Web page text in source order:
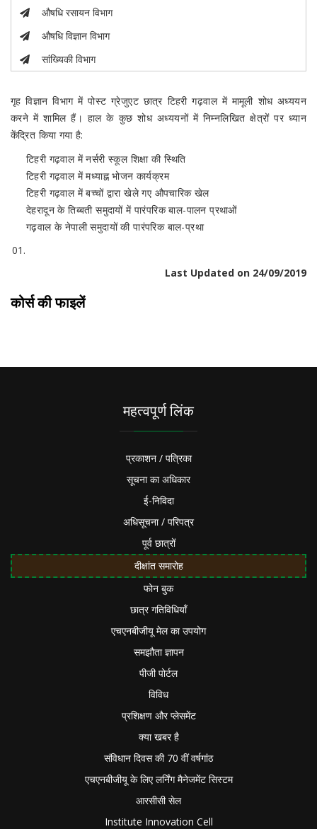
औषधि रसायन विभाग
औषधि विज्ञान विभाग
सांख्यिकी विभाग
गृह विज्ञान विभाग में पोस्ट ग्रेजुएट छात्र टिहरी गढ़वाल में मामूली शोध अध्ययन
करने में शामिल हैं। हाल के कुछ शोध अध्ययनों में निम्नलिखित क्षेत्रों पर ध्यान
केंद्रित किया गया है:
टिहरी गढ़वाल में नर्सरी स्कूल शिक्षा की स्थिति
टिहरी गढ़वाल में मध्याह्न भोजन कार्यक्रम
टिहरी गढ़वाल में बच्चों द्वारा खेले गए औपचारिक खेल
देहरादून के तिब्बती समुदायों में पारंपरिक बाल-पालन प्रथाओं
गढ़वाल के नेपाली समुदायों की पारंपरिक बाल-प्रथा
Last Updated on 24/09/2019
कोर्स की फाइलें
महत्वपूर्ण लिंक
प्रकाशन / पत्रिका
सूचना का अधिकार
ई-निविदा
अधिसूचना / परिपत्र
पूर्व छात्रों
दीक्षांत समारोह
फोन बुक
छात्र गतिविधियाँ
एचएनबीजीयू मेल का उपयोग
समझौता ज्ञापन
पीजी पोर्टल
विविध
प्रशिक्षण और प्लेसमेंट
क्या खबर है
संविधान दिवस की 70 वीं वर्षगांठ
एचएनबीजीयू के लिए लर्निंग मैनेजमेंट सिस्टम
आरसीसी सेल
Institute Innovation Cell